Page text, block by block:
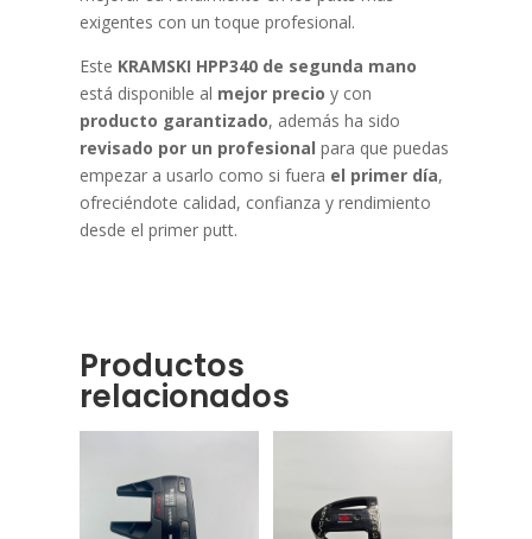
exigentes con un toque profesional.
Este KRAMSKI HPP340 de segunda mano
está disponible al mejor precio y con
producto garantizado, además ha sido
revisado por un profesional para que puedas
empezar a usarlo como si fuera el primer día,
ofreciéndote calidad, confianza y rendimiento
desde el primer putt.
Productos
relacionados